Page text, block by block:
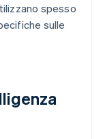
spesso
sulle